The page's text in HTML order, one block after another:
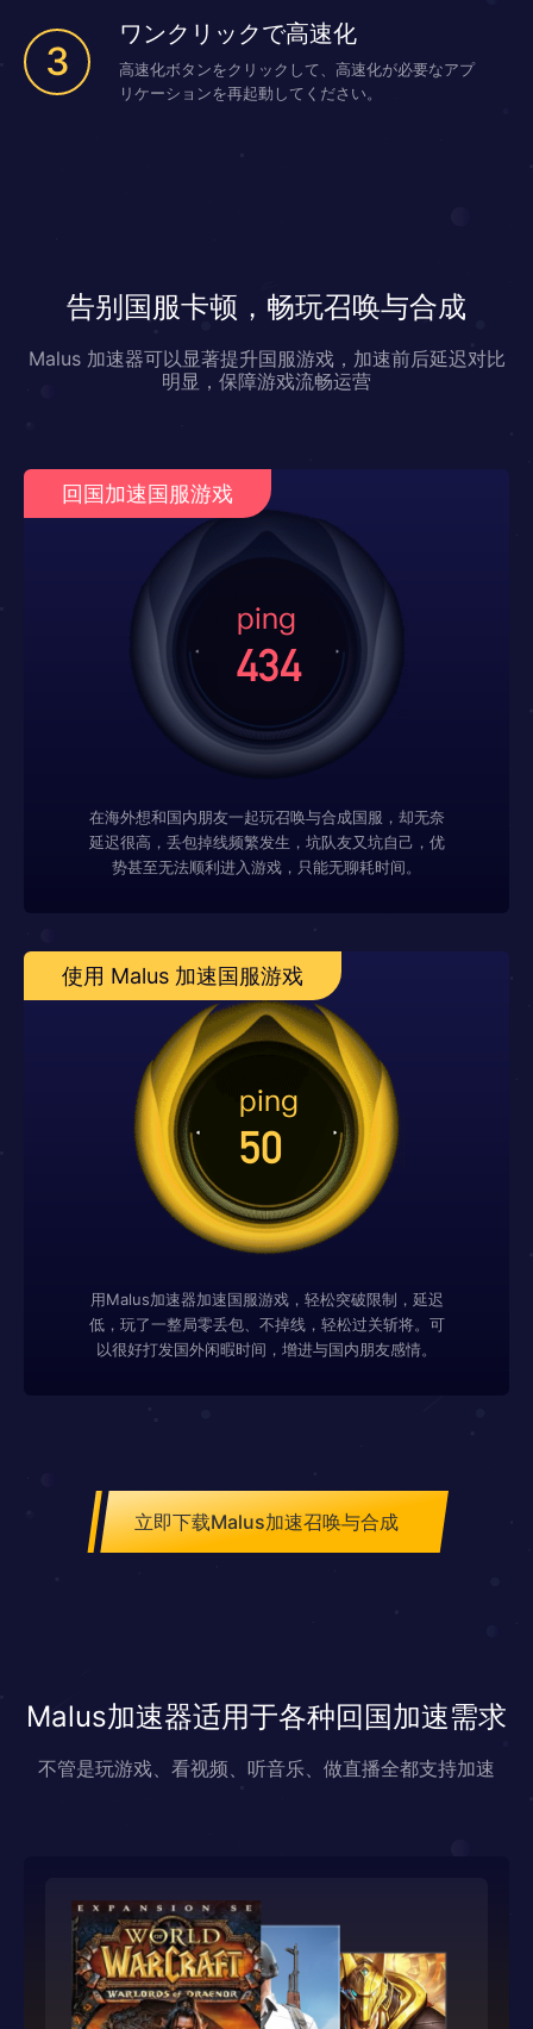
3
ワンクリックで高速化
高速化ボタンをクリックして、高速化が必要なアプ
リケーションを再起動してください。
告别国服卡顿，畅玩召唤与合成
Malus 加速器可以显著提升国服游戏，加速前后延迟对比
明显，保障游戏流畅运营
回国加速国服游戏
在海外想和国内朋友一起玩召唤与合成国服，却无奈
延迟很高，丢包掉线频繁发生，坑队友又坑自己，优
势甚至无法顺利进入游戏，只能无聊耗时间。
使用 Malus 加速国服游戏
用Malus加速器加速国服游戏，轻松突破限制，延迟
低，玩了一整局零丢包、不掉线，轻松过关斩将。可
以很好打发国外闲暇时间，增进与国内朋友感情。
立即下载Malus加速召唤与合成
Malus加速器适用于各种回国加速需求
不管是玩游戏、看视频、听音乐、做直播全都支持加速